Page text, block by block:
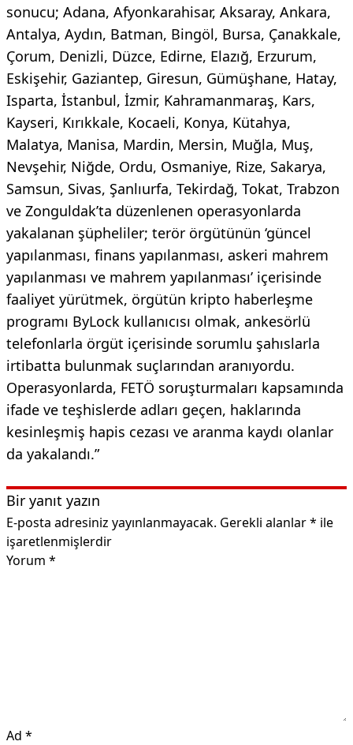
sonucu; Adana, Afyonkarahisar, Aksaray, Ankara,
Antalya, Aydın, Batman, Bingöl, Bursa, Çanakkale,
Çorum, Denizli, Düzce, Edirne, Elazığ, Erzurum,
Eskişehir, Gaziantep, Giresun, Gümüşhane, Hatay,
Isparta, İstanbul, İzmir, Kahramanmaraş, Kars,
Kayseri, Kırıkkale, Kocaeli, Konya, Kütahya,
Malatya, Manisa, Mardin, Mersin, Muğla, Muş,
Nevşehir, Niğde, Ordu, Osmaniye, Rize, Sakarya,
Samsun, Sivas, Şanlıurfa, Tekirdağ, Tokat, Trabzon
ve Zonguldak’ta düzenlenen operasyonlarda
yakalanan şüpheliler; terör örgütünün ‘güncel
yapılanması, finans yapılanması, askeri mahrem
yapılanması ve mahrem yapılanması’ içerisinde
faaliyet yürütmek, örgütün kripto haberleşme
programı ByLock kullanıcısı olmak, ankesörlü
telefonlarla örgüt içerisinde sorumlu şahıslarla
irtibatta bulunmak suçlarından aranıyordu.
Operasyonlarda, FETÖ soruşturmaları kapsamında
ifade ve teşhislerde adları geçen, haklarında
kesinleşmiş hapis cezası ve aranma kaydı olanlar
da yakalandı.”
Bir yanıt yazın
E-posta adresiniz yayınlanmayacak. Gerekli alanlar* ile
işaretlenmişlerdir
Yorum *
Ad *